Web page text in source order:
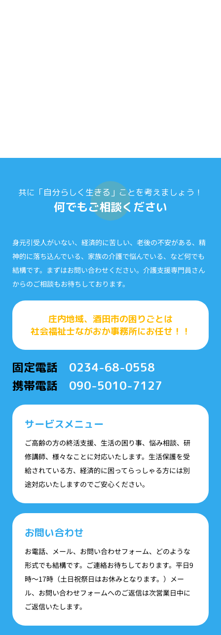
共に「自分らしく生きる」ことを考えましょう！
何でもご相談ください
身元引受人がいない、経済的に苦しい、老後の不安がある、精
神的に落ち込んでいる、家族の介護で悩んでいる、など何でも
結構です。まずはお問い合わせください。介護支援専門員さん
からのご相談もお待ちしております。
庄内地域、酒田市の困りごとは
社会福祉士ながおか事務所にお任せ！！
固定電話 0234-68-0558
携帯電話 090-5010-7127
サービスメニュー
ご高齢の方の終活支援、生活の困り事、悩み相談、研
修講師、様々なことに対応いたします。生活保護を受
給されている方、経済的に困ってらっしゃる方には別
途対応いたしますのでご安心ください。
お問い合わせ
お電話、メール、お問い合わせフォーム、どのような
形式でも結構です。ご連絡お待ちしております。平日9
時〜17時（土日祝祭日はお休みとなります。）メー
ル、お問い合わせフォームへのご返信は次営業日中に
ご返信いたします。